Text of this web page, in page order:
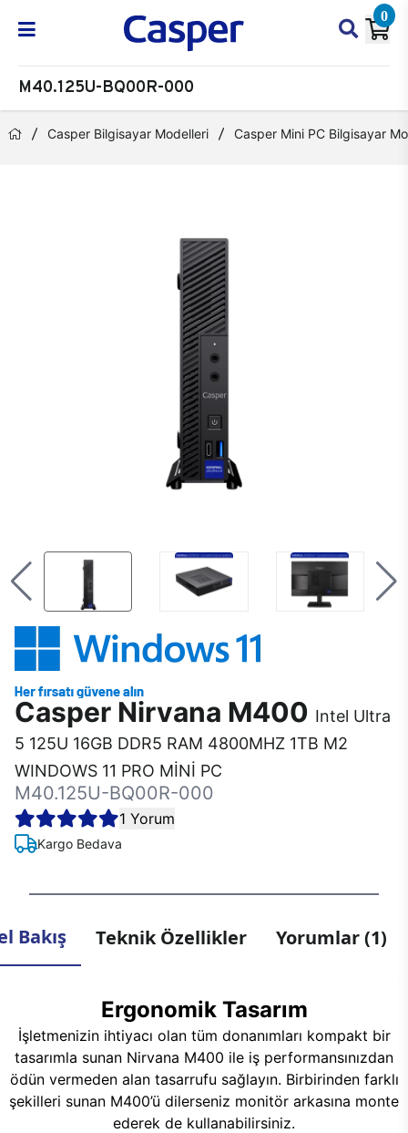
0
M40.125U-BQ00R-000
Casper Bilgisayar Modelleri Casper Mini PC Bilgisayar
Casper Nirvana M400 Intel Ultra
5 125U 16GB DDR5 RAM 4800MHZ 1TB M2
WINDOWS 11 PRO MİNİ PC
M40.125U-BQ00R-000
1 Yorum
Kargo Bedava
Bakış Teknik Özellikler Yorumlar (1)
Ergonomik Tasarım
İşletmenizin ihtiyacı olan tüm donanımları kompakt bir
tasarımla sunan Nirvana M400 ile iş performansınızdan
ödün vermeden alan tasarrufu sağlayın. Birbirinden farklı
şekilleri sunan M400’ü dilerseniz monitör arkasına monte
ederek de kullanabilirsiniz.